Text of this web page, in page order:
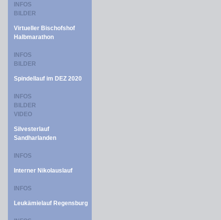
INFOS
BILDER
Virtueller Bischofshof
Halbmarathon
INFOS
BILDER
Spindellauf im DEZ 2020
INFOS
BILDER
VIDEO
Silvesterlauf
Sandharlanden
INFOS
Interner Nikolauslauf
INFOS
Leukämielauf Regensburg